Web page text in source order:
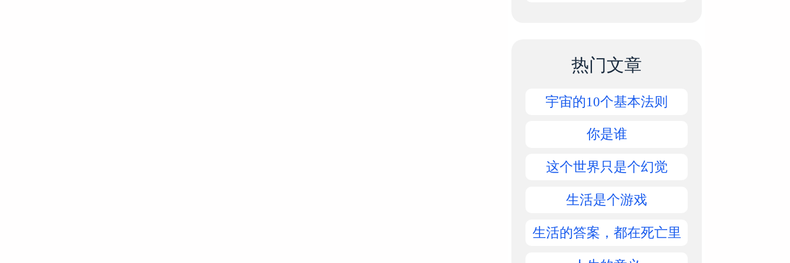
热门文章
宇宙的10个基本法则
你是谁
这个世界只是个幻觉
生活是个游戏
生活的答案，都在死亡里